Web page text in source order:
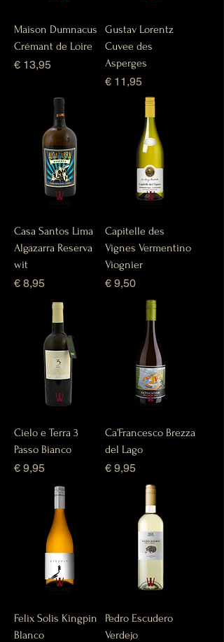
Maison Dumnacus
Crémant de Loire
Prijs
€ 13,95
Gustav Lorentz
Cuvee des
Asperges
Prijs
€ 11,95
Casa Santos Lima
Algazarra Reserva
wit
Prijs
€ 8,95
Capitelle des
Vignes Vermentino
Viognier
Prijs
€ 9,50
Cielo e Terra 3
Passo Bianco
Prijs
€ 9,95
Ca’Francesco Brezza
del Lago
Prijs
€ 9,95
Felix Solis Kingpin
Blanco
Pedro Escudero
Verdejo